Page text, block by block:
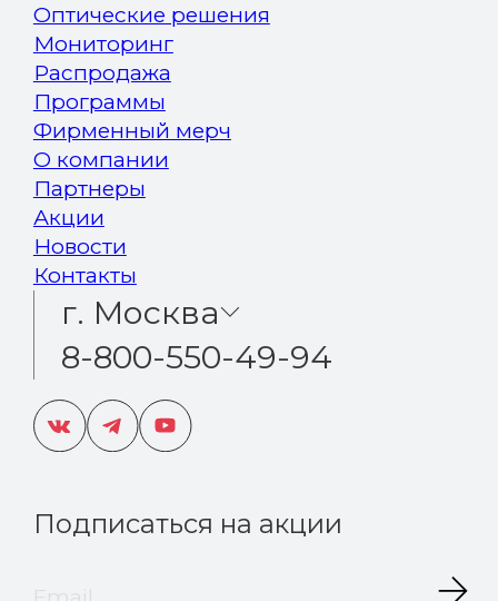
Оптические решения
Мониторинг
Распродажа
Программы
Фирменный мерч
О компании
Партнеры
Акции
Новости
Контакты
г. Москва
8-800-550-49-94
Подписаться на акции